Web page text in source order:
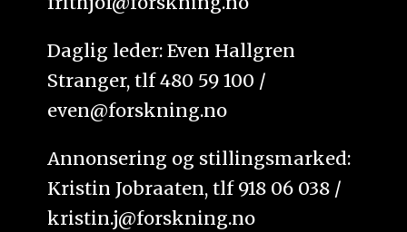
Daglig leder: Even Hallgren
Stranger, tlf 480 59 100 /
even@forskning.no
Annonsering og stillingsmarked:
Kristin Jobraaten, tlf 918 06 038 /
kristin.j@forskning.no